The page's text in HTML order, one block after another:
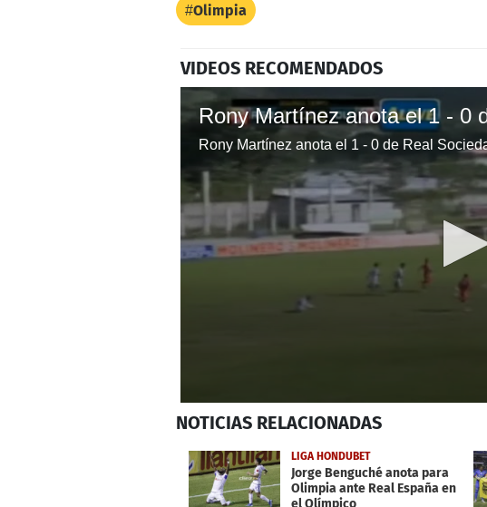
Olimpia
VIDEOS RECOMENDADOS
Rony Martínez anota el 1 - 0 de Real
seconds
31
secondsVolume
0%
NOTICIAS RELACIONADAS
LIGA HONDUBET
Jorge Benguché anota para
Olimpia ante Real España en